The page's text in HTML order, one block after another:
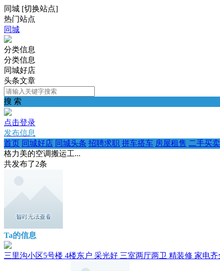
同城 [切换站点]
热门站点
同城
分类信息
分类信息
同城好店
头条文章
搜 索
点击登录
发布信息
首页 同城好店 同城头条 招聘求职 拼车搭车 房屋租售 二手买卖
格力美的空调搬运工...
共发布了2条
Ta的信息
三里沟小区5号楼 4楼东户 采光好 三室两厅两卫 精装修 家电齐